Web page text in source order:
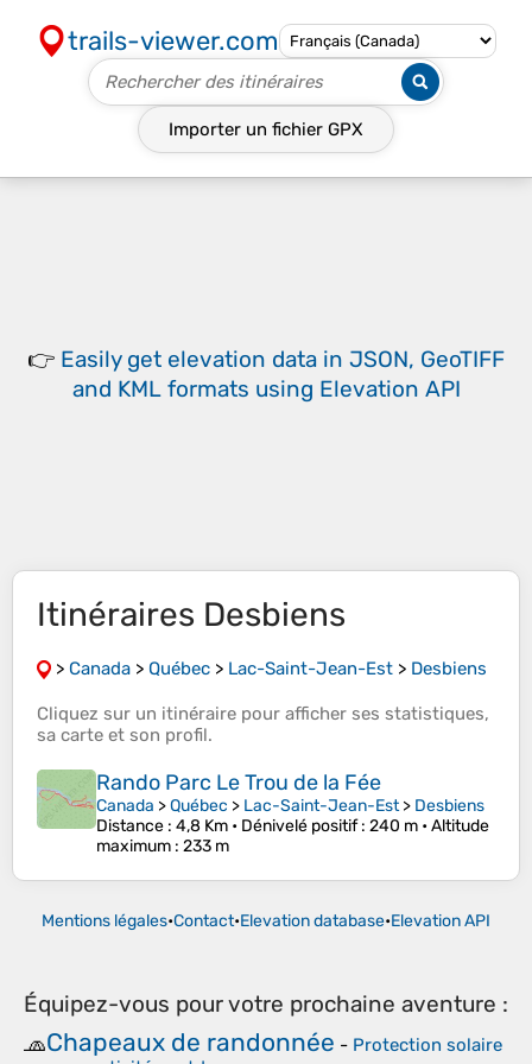
trails-viewer.com
Importer un fichier GPX
👉 Easily get elevation data in JSON, GeoTIFF
and KML formats using Elevation API
Itinéraires Desbiens
> Canada > Québec > Lac-Saint-Jean-Est > Desbiens
Cliquez sur un itinéraire pour afficher ses statistiques,
sa carte et son profil.
Rando Parc Le Trou de la Fée
Canada >Québec > Lac-Saint-Jean-Est> Desbiens
Distance : 4,8 Km • Dénivelé positif: 240 m •Altitude
maximum : 233 m
Mentions légales•Contact•Elevation database•Elevation API
Équipez-vous pour votre prochaine aventure :
🧢Chapeaux de randonnée - Protection solaire